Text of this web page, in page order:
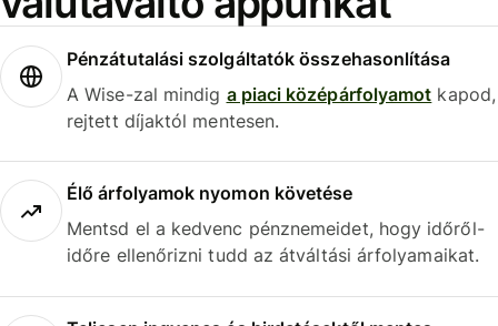
Pénzátutalási szolgáltatók összehasonlítása
A Wise-zal mindig a piaci középárfolyamot kapod,
rejtett díjaktól mentesen.
Élő árfolyamok nyomon követése
Mentsd el a kedvenc pénznemeidet, hogy időről-
időre ellenőrizni tudd az átváltási árfolyamaikat.